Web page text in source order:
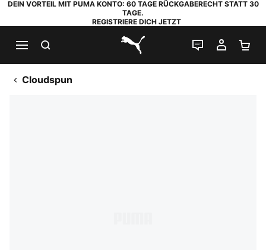
DEIN VORTEIL MIT PUMA KONTO: 60 TAGE RÜCKGABERECHT STATT 30
TAGE.
REGISTRIERE DICH JETZT
PUMA.com
LIVE-CHAT
MEIN
Cloudspun